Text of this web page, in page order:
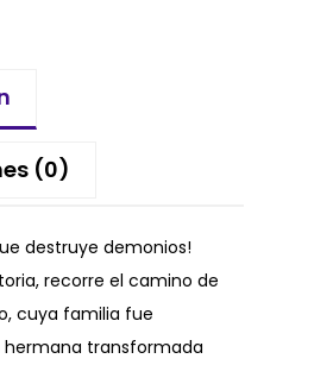
(0)
destruye demonios!
recorre el camino de
cuya familia fue
hermana transformada